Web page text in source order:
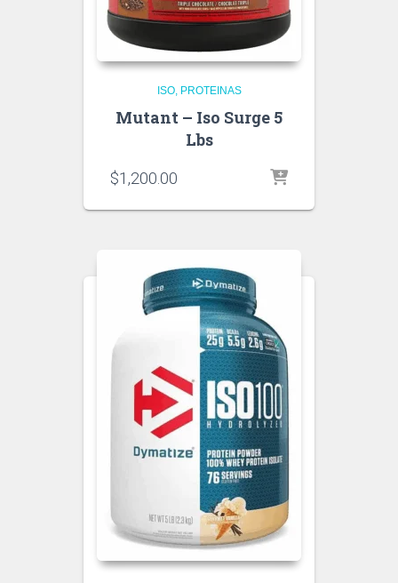
ISO PROTEINAS
Mutant – Iso Surge 5
Lbs
$1,200.00